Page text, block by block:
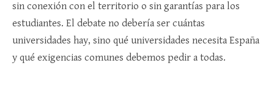
sin conexión con el territorio o sin garantías para los
estudiantes. El debate no debería ser cuántas
universidades hay, sino qué universidades necesita España
y qué exigencias comunes debemos pedir a todas.